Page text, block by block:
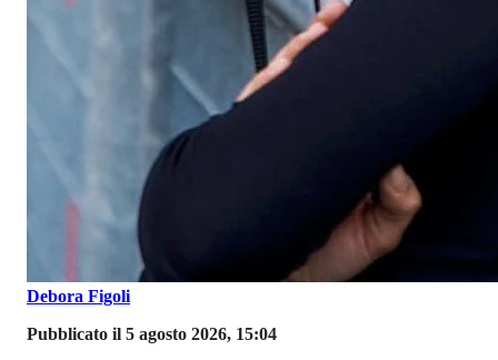
Debora Figoli
Pubblicato il 5 agosto 2026, 15:04